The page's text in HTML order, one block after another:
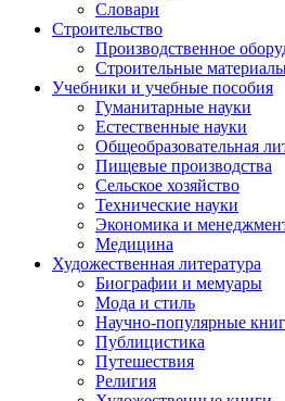
Словари
Строительство
Производственное
Строительные
Учебники и учебные пособия
Гуманитарные науки
Естественные науки
Общеобразовательная
Пищевые производства
Сельское хозяйство
Технические науки
Экономика и
Медицина
Художественная литература
Биографии и мемуары
Мода и стиль
Научно-популярные
Публицистика
Путешествия
Религия